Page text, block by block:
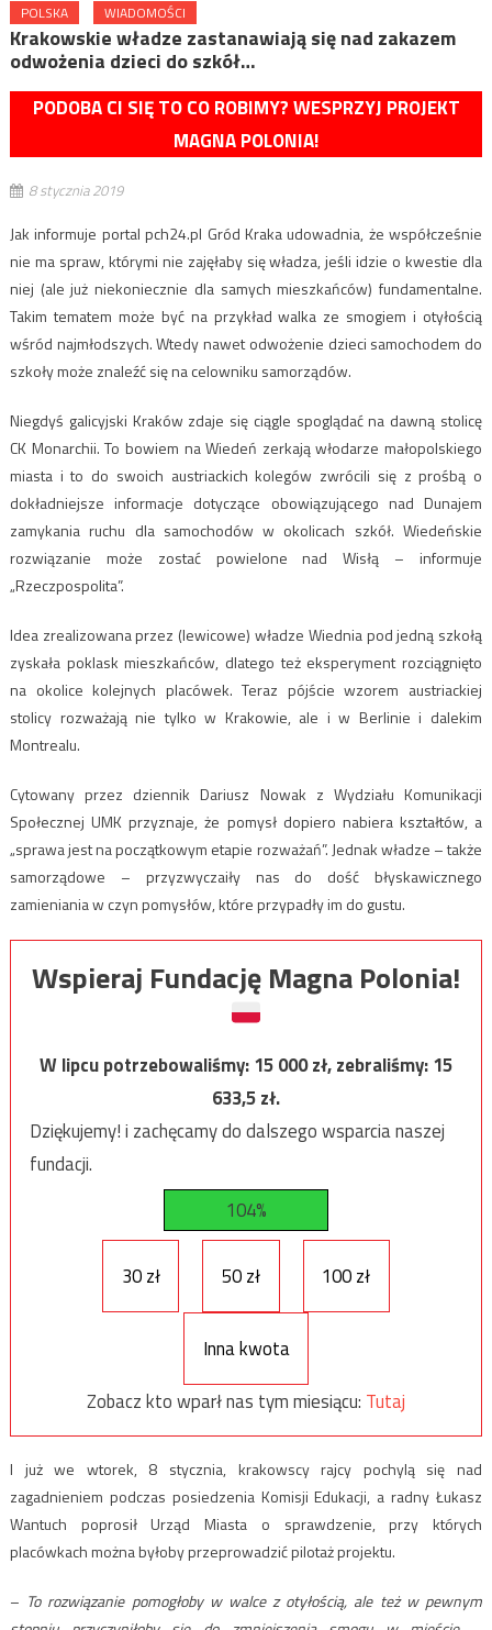
POLSKA WIADOMOŚCI
Krakowskie władze zastanawiają się nad zakazem
odwożenia dzieci do szkół…
PODOBA CI SIĘ TO CO ROBIMY? WESPRZYJ PROJEKT
MAGNA POLONIA!
8 stycznia 2019
Jak informuje portal pch24.pl Gród Kraka udowadnia, że współcześnie
nie ma spraw, którymi nie zajęłaby się władza, jeśli idzie o kwestie dla
niej (ale już niekoniecznie dla samych mieszkańców) fundamentalne.
Takim tematem może być na przykład walka ze smogiem i otyłością
wśród najmłodszych. Wtedy nawet odwożenie dzieci samochodem do
szkoły może znaleźć się na celowniku samorządów.
Niegdyś galicyjski Kraków zdaje się ciągle spoglądać na dawną stolicę
CK Monarchii. To bowiem na Wiedeń zerkają włodarze małopolskiego
miasta i to do swoich austriackich kolegów zwrócili się z prośbą o
dokładniejsze informacje dotyczące obowiązującego nad Dunajem
zamykania ruchu dla samochodów w okolicach szkół. Wiedeńskie
rozwiązanie może zostać powielone nad Wisłą – informuje
„Rzeczpospolita”.
Idea zrealizowana przez (lewicowe) władze Wiednia pod jedną szkołą
zyskała poklask mieszkańców, dlatego też eksperyment rozciągnięto
na okolice kolejnych placówek. Teraz pójście wzorem austriackiej
stolicy rozważają nie tylko w Krakowie, ale i w Berlinie i dalekim
Montrealu.
Cytowany przez dziennik Dariusz Nowak z Wydziału Komunikacji
Społecznej UMK przyznaje, że pomysł dopiero nabiera kształtów, a
„sprawa jest na początkowym etapie rozważań”. Jednak władze – także
samorządowe – przyzwyczaiły nas do dość błyskawicznego
zamieniania w czyn pomysłów, które przypadły im do gustu.
Wspieraj Fundację Magna Polonia!
W lipcu potrzebowaliśmy:15 000zł, zebraliśmy:15
633,5zł.
Dziękujemy! i zachęcamy do dalszego wsparcia naszej
fundacji.
104%
30 zł 50 zł 100 zł
Inna kwota
Zobacz kto wparł nas tym miesiącu: Tutaj
I już we wtorek, 8 stycznia, krakowscy rajcy pochylą się nad
zagadnieniem podczas posiedzenia Komisji Edukacji, a radny Łukasz
Wantuch poprosił Urząd Miasta o sprawdzenie, przy których
placówkach można byłoby przeprowadzić pilotaż projektu.
– To rozwiązanie pomogłoby w walce z otyłością, ale też w pewnym